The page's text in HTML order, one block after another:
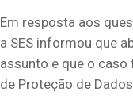
Em resposta aos
a SES informou que
assunto e que o
de Proteção de